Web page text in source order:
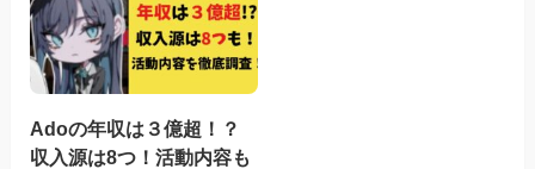
Adoの年収は３億超！？
収入源は8つ！活動内容も